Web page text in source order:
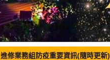
進修業務組防疫重要資訊(隨時更新)